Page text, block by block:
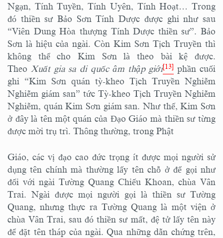
Ngạn, Tính Tuyền, Tính Uyên, Tính Hoạt… Trong
đó thiền sư Bảo Sơn Tính Dược được ghi như sau
“Viên Dung Hòa thượng Tính Dược thiền sư”. Bảo
Sơn là hiệu của ngài. Còn Kim Sơn Tịch Truyền thì
không thể cho Kim Sơn là theo bài kệ được.
Theo Xuất gia sa di quốc âm thập giới[13] phần cuối
ghi “Kim Sơn quán tỳ-kheo Tịch Truyền Nghiễm
Nghiễm giám san” tức Tỳ-kheo Tịch Truyền Nghiễm
Nghiễm, quán Kim Sơn giám san. Như thế, Kim Sơn
ở đây là tên một quán của Đạo Giáo mà thiền sư từng
được mời trụ trì. Thông thường, trong Phật
Giáo, các vị đạo cao đức trọng ít được mọi người sử
dụng tên chính mà thường lấy tên chỗ ở để gọi như
đối với ngài Tường Quang Chiếu Khoan, chùa Vân
Trai. Ngài được mọi người gọi là thiền sư Tường
Quang, nhưng thực ra Tường Quang là một viện ở
chùa Vân Trai, sau đó thiền sư mất, đệ tử lấy tên này
để đặt tên tháp của ngài. Qua những dẫn chứng trên,